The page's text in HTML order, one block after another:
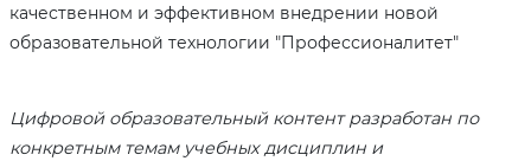
качественном и эффективном внедрении новой
образовательной технологии "Профессионалитет"
Цифровой образовательный контент разработан по
конкретным темам учебных дисциплин и